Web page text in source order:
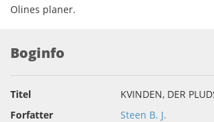
Olines planer.
Boginfo
Titel
KVINDEN, DER
Forfatter
Steen B. J.